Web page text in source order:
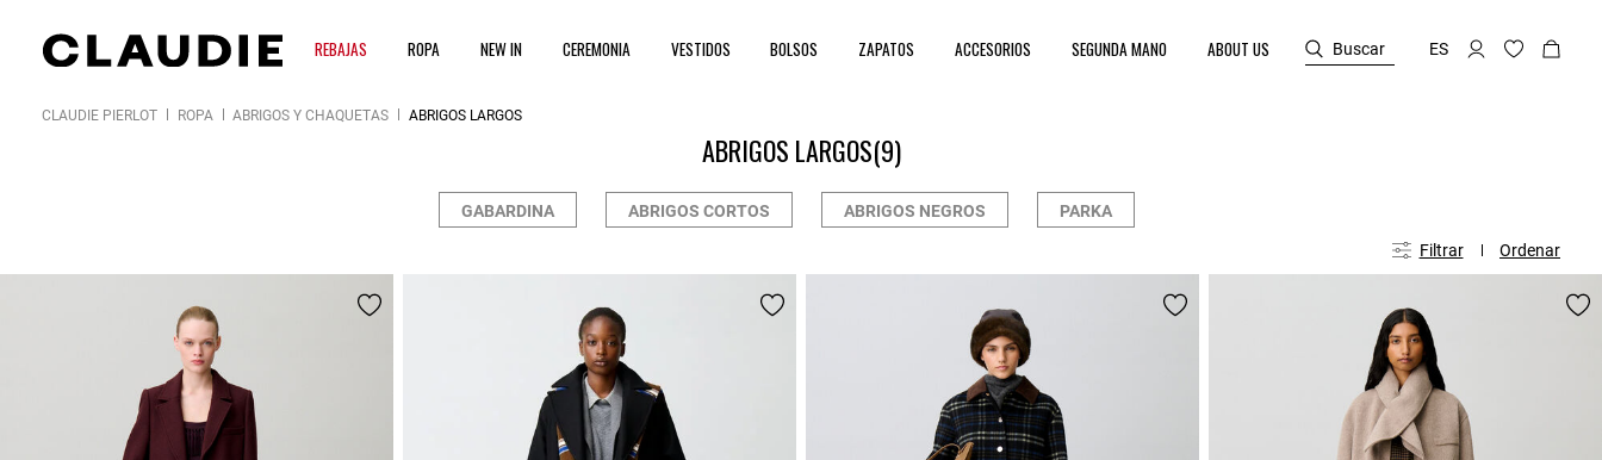
REBAJAS ROPA NEW IN CEREMONIA VESTIDOS BOLSOS ZAPATOS ACCESORIOS SEGUNDA MANO ABOUT US Buscar ES
CLAUDIE PIERLOT ROPA ABRIGOS Y CHAQUETAS ABRIGOS LARGOS
ABRIGOS LARGOS(9)
GABARDINA ABRIGOS CORTOS ABRIGOS NEGROS PARKA
Filtrar Ordenar